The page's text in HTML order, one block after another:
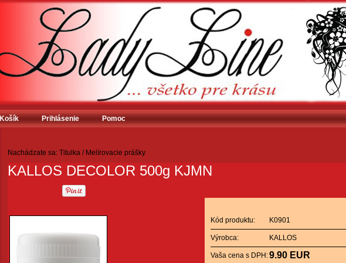
Košík Prihlásenie Pomoc
Nachádzate sa: Titulka / Melírovacie prášky
KALLOS DECOLOR 500g KJMN
Kód produktu: K0901
Výrobca: KALLOS
Vaša cena s DPH:9.90 EUR